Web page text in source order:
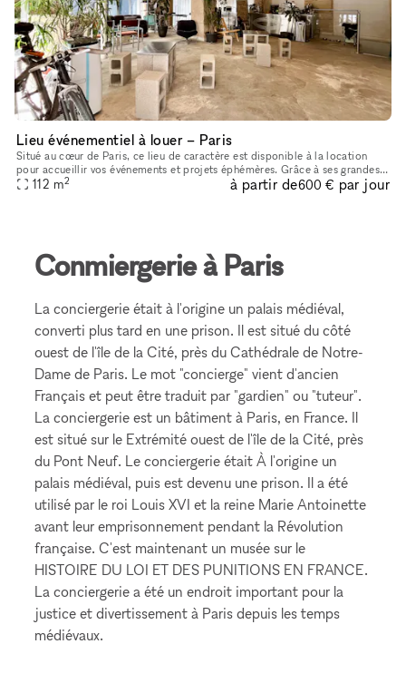
Lieu événementiel à louer – Paris
Situé au cœur de Paris, ce lieu de caractère est disponible à la location
pour accueillir vos événements et projets éphémères. Grâce à ses grandes
vitrines d’angle, sa belle luminosité, ses poutres
112 m2 à partir de600 € par jour
Conmiergerie à Paris
La conciergerie était à l'origine un palais médiéval,
converti plus tard en une prison. Il est situé du côté
ouest de l'île de la Cité, près du Cathédrale de Notre-
Dame de Paris. Le mot "concierge" vient d'ancien
Français et peut être traduit par "gardien" ou "tuteur".
La conciergerie est un bâtiment à Paris, en France. Il
est situé sur le Extrémité ouest de l'île de la Cité, près
du Pont Neuf. Le conciergerie était À l'origine un
palais médiéval, puis est devenu une prison. Il a été
utilisé par le roi Louis XVI et la reine Marie Antoinette
avant leur emprisonnement pendant la Révolution
française. C'est maintenant un musée sur le
HISTOIRE DU LOI ET DES PUNITIONS EN FRANCE.
La conciergerie a été un endroit important pour la
justice et divertissement à Paris depuis les temps
médiévaux.